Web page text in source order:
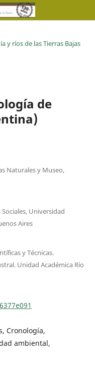
y ríos de las Tierras Bajas
de
Naturales y Museo,
Sociales, Universidad
Aires
y Técnicas.
Unidad Académica Río
Cronología,
ambiental,